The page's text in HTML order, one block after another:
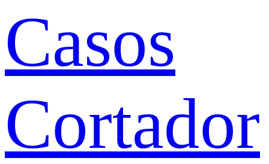
Casos
Cortador